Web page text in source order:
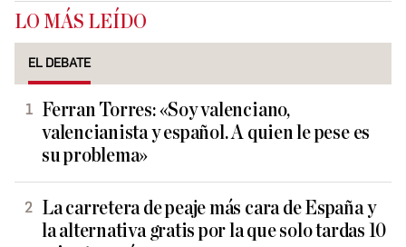
LO MÁS LEÍDO
EL DEBATE
Ferran Torres: «Soy valenciano,
valencianista y español. A quien le pese es
su problema»
La carretera de peaje más cara de España y
la alternativa gratis por la que solo tardas 10